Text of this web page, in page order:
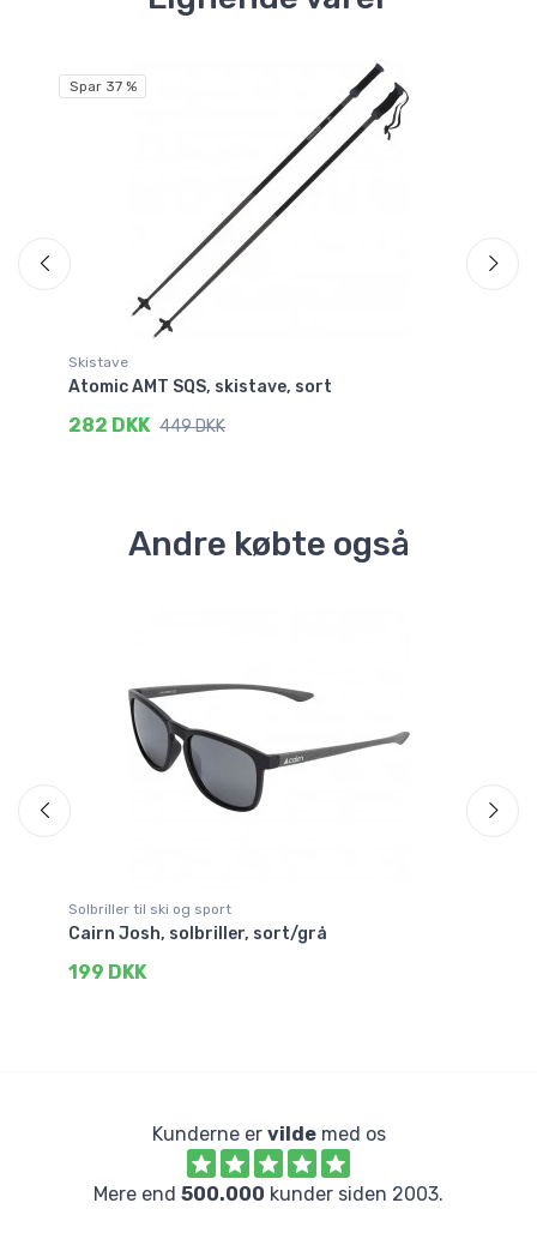
Spar 37 %
Skistave
Atomic AMT SQS, skistave, sort
282 DKK 449 DKK
Andre købte også
Solbriller til ski og sport
Cairn Josh, solbriller, sort/grå
199 DKK
Kunderne er vildemed os
Mere end 500.000 kunder siden 2003.